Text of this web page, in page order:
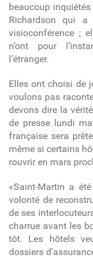
beaucoup
Richardson qui a
visioconférence ;
n’ont pour
l’étranger.
Elles ont choisi de
voulons pas
devons dire la
de presse lundi
française sera
même si certains
rouvrir en mars
«Saint-Martin a
volonté de
de ses
charrue avant les
tôt. Les hôtels
dossiers